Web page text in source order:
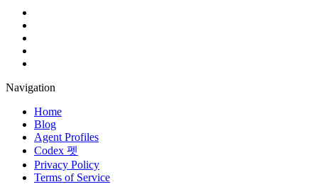
Navigation
Home
Blog
Agent Profiles
Codex 펫
Privacy Policy
Terms of Service